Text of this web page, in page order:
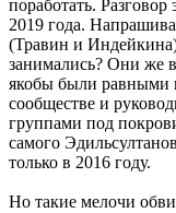
поработать.
2019 года.
(Травин и Индейкина)
занимались? Они же
якобы были равными
сообществе и
группами под
самого
только в 2016 году.
Но такие мелочи